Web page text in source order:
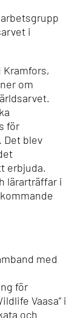
i
Kramfors,
om
för
Det blev
erbjuda.
lärarträffar i
med
för
Vaasa” i
och